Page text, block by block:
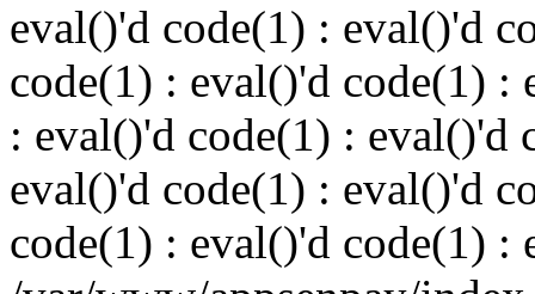
eval()'d code(1) : eval()'d
code(1) : eval()'d code(1) :
: eval()'d code(1) : eval()'d
eval()'d code(1) : eval()'d
code(1) : eval()'d code(1) :